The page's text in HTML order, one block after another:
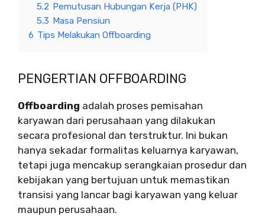
5.2 Pemutusan Hubungan Kerja (PHK)
5.3 Masa Pensiun
6 Tips Melakukan Offboarding
PENGERTIAN OFFBOARDING
Offboarding adalah proses pemisahan
karyawan dari perusahaan yang dilakukan
secara profesional dan terstruktur. Ini bukan
hanya sekadar formalitas keluarnya karyawan,
tetapi juga mencakup serangkaian prosedur dan
kebijakan yang bertujuan untuk memastikan
transisi yang lancar bagi karyawan yang keluar
maupun perusahaan.